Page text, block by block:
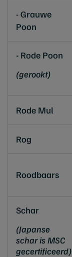
- Grauwe
Poon
- Rode Poon
(gerookt)
Rode Mul
Rog
Roodbaars
Schar
(Japanse
schar is MSC
gecertificeerd)